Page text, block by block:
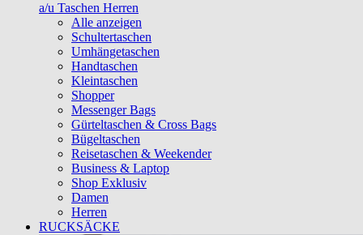
a/u Taschen Herren
Alle anzeigen
Schultertaschen
Umhängetaschen
Handtaschen
Kleintaschen
Shopper
Messenger Bags
Gürteltaschen & Cross Bags
Bügeltaschen
Reisetaschen & Weekender
Business & Laptop
Shop Exklusiv
Damen
Herren
RUCKSÄCKE